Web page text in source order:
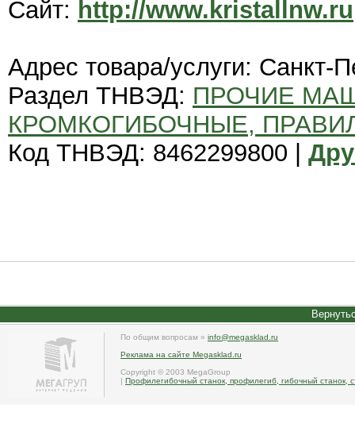
Сайт: http://www.kristallnw.ru
Адрес товара/услуги: Санкт-
Раздел ТНВЭД: ПРОЧИЕ
КРОМКОГИБОЧНЫЕ,
Код ТНВЭД: 8462299800 |
По общим вопросам » info@megasklad.ru
Реклама на сайте Megasklad.ru
Copyright © 2003 MegaGroup
| Профилегибочный станок, профилегиб, гибочный станок,